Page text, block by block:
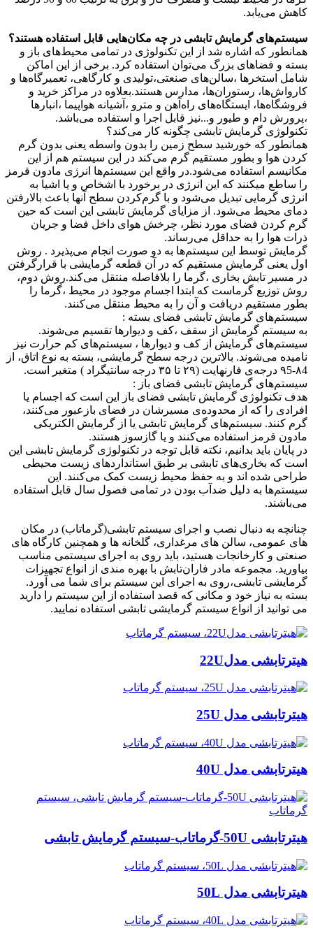
کاهش می‌یابد.
سیستم‌های گرمایش تابشی در چه مکان‌هایی قابل استفاده هستند؟
همانطور که اشاره شد از این تکنولوژی در تمامی محیط‌های باز و
بسته و فضاهای بزرگ می‌توان استفاده کرد. برخی از این اماکن
شامل استخرها ،سالن‌های صنعتی،تولیدی و کارگاهی، تعمیرگاه‌ها و
کارواش‌ها، رستوران‌ها، مدارس هستند.بعلاوه در مراکز خرید و
فروشگاه‌ها، ایستگاه‌های راه‌آهن و مترو ،آشیانه هواپیما ،انبارها
،پرورش دام و طیور و...نیز قابل اجرا و استفاده می‌باشد.
تکنولوژی گرمایش تابشی چگونه کار می‌کند؟
همانطور که خورشید سطح زمین را بدون واسطه یعنی بدون گرم
کردن هوا و بطور مستقیم گرم می‌کند در این سیستم هم از این
مکانیسم استفاده می‌شود.در واقع این سیستم‌ها انرژی مادون قرمز
را ساطع میکنند که این انرژی در برخورد با اشخاص و یا اشیا به
انرژی گرمایی تبدیل می‌شود و با گرم‌کردن سطح آنها باعث بالارفتن
دمای محیط می‌شود. از مزایای گرمایش تابشی این است که حین
گرم کردن فضای مورد نظر، چرخش هوای داخل فضا و جریان
ذرات هوا را به حداقل می‌رساند.
گرمایش توسط این سیستم‌ها به دو صورت انجام می‌پذیرد . روش
اول یعنی گرمایش مستقیم که در آن قطعه گرمایشی با قرارگرفتن
در مسیر تابش بخاری ،گرما را بلافاصله منتقل می‌کند.روش دوم،
روش توزیع گرماست که ابتدا اجسام موجود در محیط ،گرما را
بطور مستقیم دریافت و آن را به محیط منتقل می‌کنند.
سیستم‌های گرمایش تابشی فضای بسته :
به سیستم گرمایش از سقف ،کف و دیوارها تقسیم می‌شوند.
سیستم‌های گرمایش از کف و دیوارها ، سیستم‌های کم حرارت نیز
نامیده می‌شوند. بالاترین درجه‌ سطح گرمایشی، بسته به نوع اتاق، از
۸4-۹5 درجه‌ی فارنهایت (۲۹ تا ۳۵ درجه‌ سانتیگراد ) متغیر است.
سیستم‌های گرمایش تابشی فضای باز :
هدف تکنولوژی گرمایش تابشی فضای باز این است که اجسام یا
افرادی را که از محدوده‌ی مسیرشان در فضای بازعبور می‌کنند،
گرم کنند. سیستم‌های گرمایش تابشی یا از گرمایش الکتریکی
مادون قرمز استفاده می‌کنند و یا گازسوز هستند.
در پایان باید بدانیم، نکته قابل توجه در تکنولوژی گرمایش تابشی این
است که بخاری‌های تابشی بر طبق استانداردهای زیست محیطی
طراحی شده اند و به حفظ محیط زیست کمک می‌کنند. این
سیستم‌ها به دلیل ضدآب بودن در تمامی فصول سال قابل استفاده
می‌باشند.
چنانچه به دنبال نصب و اجرای سیستم تابشی(گرماتاب) در مکان
های عمومی، سالن های مرغداری، گلخانه ها و همچنین کارگاه های
صنعتی و کارخانجات هستید، باید روی به اجرای سیستمی مناسب
بیاورید. مجموعه مادر فاران‌تابش با بهره مندی از انواع تجهیزات
گرمایشی تابشی،روی به اجرای این سیستم برای شما می آورد.
بسته به نیاز خود و مکانی که قصد استفاده از این سیستم را دارید
می توانید از انواع سیستم گرمایشی تابشی استفاده نمایید.
هیترتابشی مدل22U
هیترتابشی مدل 25U
هیترتابشی مدل 40U
هیترتابشی 50U-گرماتاب-سیستم گرمایش تابشی
هیترتابشی مدل 50L